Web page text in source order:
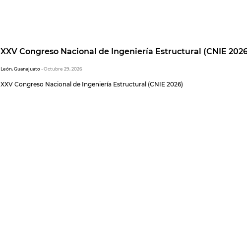
XXV Congreso Nacional de Ingeniería Estructural (CNIE
León, Guanajuato- Octubre 29, 2026
XXV Congreso Nacional de Ingeniería Estructural (CNIE 2026)